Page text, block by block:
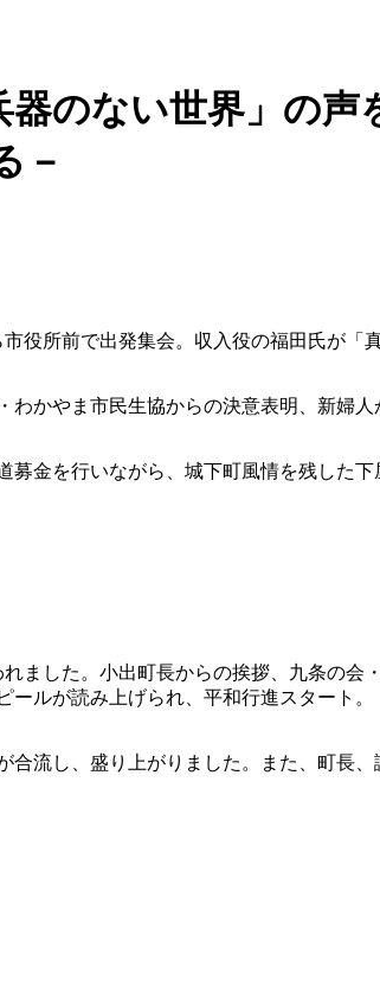
器のない世界」の
－
役所前で出発集会。収入役の福田氏が
かやま市民生協からの決意表明、新婦人
金を行いながら、城下町風情を残した
ました。小出町長からの挨拶、九条の
ルが読み上げられ、平和行進スタート。
流し、盛り上がりました。また、町長